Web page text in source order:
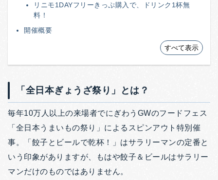
リニモ1DAYフリーきっぷ購入で、ドリンク1杯無
料！
開催概要
すべて表示
「全日本ぎょうざ祭り」とは？
毎年10万人以上の来場者でにぎわうGWのフードフェス
「全日本うまいもの祭り」によるスピンアウト特別催
事。「餃子とビールで乾杯！」はサラリーマンの定番と
いう印象がありますが、もはや餃子＆ビールはサラリー
マンだけのものではありません。